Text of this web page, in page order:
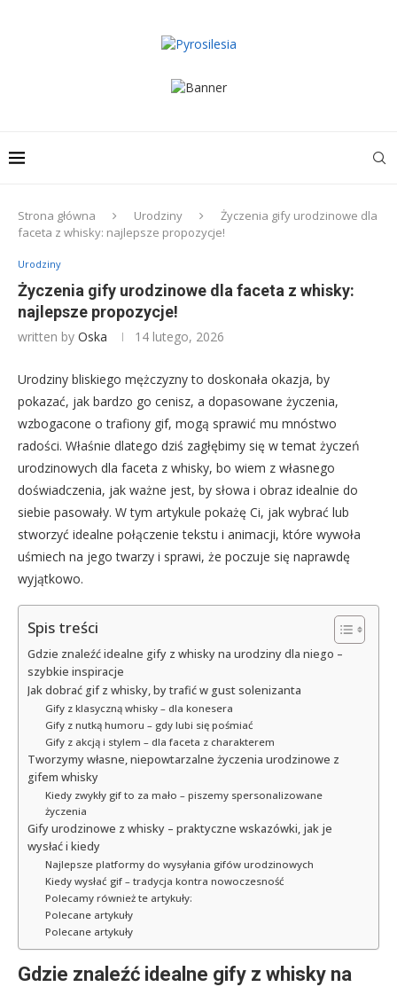
Strona główna Urodziny
Życzenia gify urodzinowe dla
faceta z whisky: najlepsze propozycje!
Urodziny
Życzenia gify urodzinowe dla faceta z whisky:
najlepsze propozycje!
written by Oska 14 lutego, 2026
Urodziny bliskiego mężczyzny to doskonała okazja, by
pokazać, jak bardzo go cenisz, a dopasowane życzenia,
wzbogacone o trafiony gif, mogą sprawić mu mnóstwo
radości. Właśnie dlatego dziś zagłębimy się w temat życzeń
urodzinowych dla faceta z whisky, bo wiem z własnego
doświadczenia, jak ważne jest, by słowa i obraz idealnie do
siebie pasowały. W tym artykule pokażę Ci, jak wybrać lub
stworzyć idealne połączenie tekstu i animacji, które wywoła
uśmiech na jego twarzy i sprawi, że poczuje się naprawdę
wyjątkowo.
Spis treści
Gdzie znaleźć idealne gify z whisky na urodziny dla niego –
szybkie inspiracje
Jak dobrać gif z whisky, by trafić w gust solenizanta
Gify z klasyczną whisky – dla konesera
Gify z nutką humoru – gdy lubi się pośmiać
Gify z akcją i stylem – dla faceta z charakterem
Tworzymy własne, niepowtarzalne życzenia urodzinowe z
gifem whisky
Kiedy zwykły gif to za mało – piszemy spersonalizowane
życzenia
Gify urodzinowe z whisky – praktyczne wskazówki, jak je
wysłać i kiedy
Najlepsze platformy do wysyłania gifów urodzinowych
Kiedy wysłać gif – tradycja kontra nowoczesność
Polecamy również te artykuły:
Polecane artykuły
Polecane artykuły
Gdzie znaleźć idealne gify z whisky na